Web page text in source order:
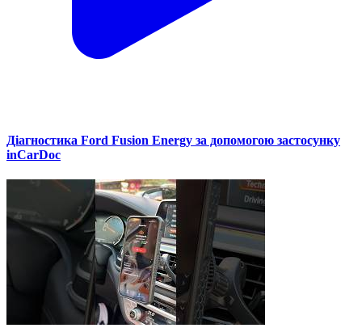
Діагностика Ford Fusion Energy за допомогою застосунку
inCarDoc